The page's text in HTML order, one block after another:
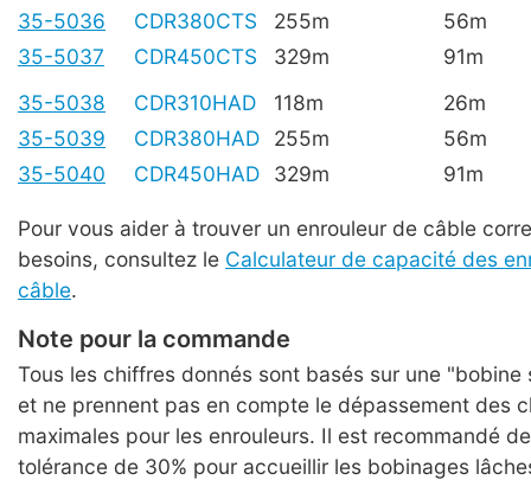
35-5036
CDR380CTS 255m
56m
35-5037
CDR450CTS 329m
91m
35-5038
CDR310HAD 118m
26m
35-5039
CDR380HAD 255m
56m
35-5040
CDR450HAD 329m 91m
Pour vous aider à trouver un enrouleur de câble
besoins, consultez le Calculateur de capacité des
câble.
Note pour la commande
Tous les chiffres donnés sont basés sur une "bobine
et ne prennent pas en compte le dépassement des
maximales pour les enrouleurs. Il est recommandé
tolérance de 30% pour accueillir les bobinages